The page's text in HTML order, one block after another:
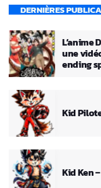
DERNIÈRES
L’anime
une
ending
Kid
Kid Ken